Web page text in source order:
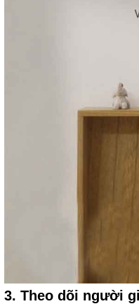
3. Theo dõi người